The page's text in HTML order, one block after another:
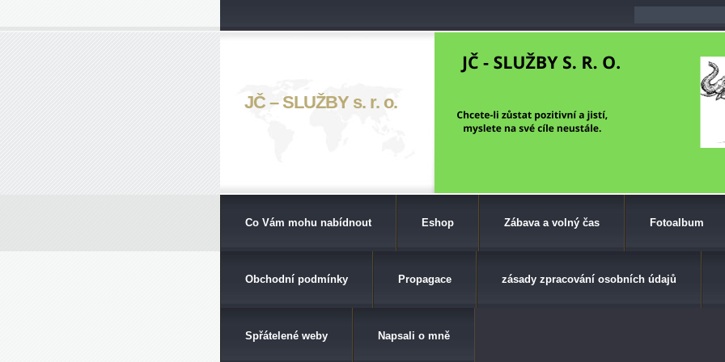
JČ – SLUŽBY s. r. o.
Co Vám mohu nabídnout Eshop Zábava a volný čas Fotoalbum
Obchodní podmínky Propagace zásady zpracování osobních údajů
Spřátelené weby Napsali o mně